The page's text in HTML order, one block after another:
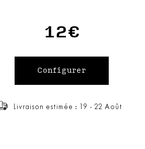
12€
Livraison estimée : 19 - 22 Août